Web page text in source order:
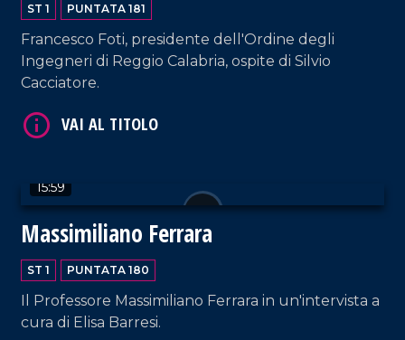
ST 1 PUNTATA 181
Francesco Foti, presidente dell'Ordine degli
Ingegneri di Reggio Calabria, ospite di Silvio
Cacciatore.
15:59
Massimiliano Ferrara
ST 1 PUNTATA 180
Il Professore Massimiliano Ferrara in un'intervista a
cura di Elisa Barresi.